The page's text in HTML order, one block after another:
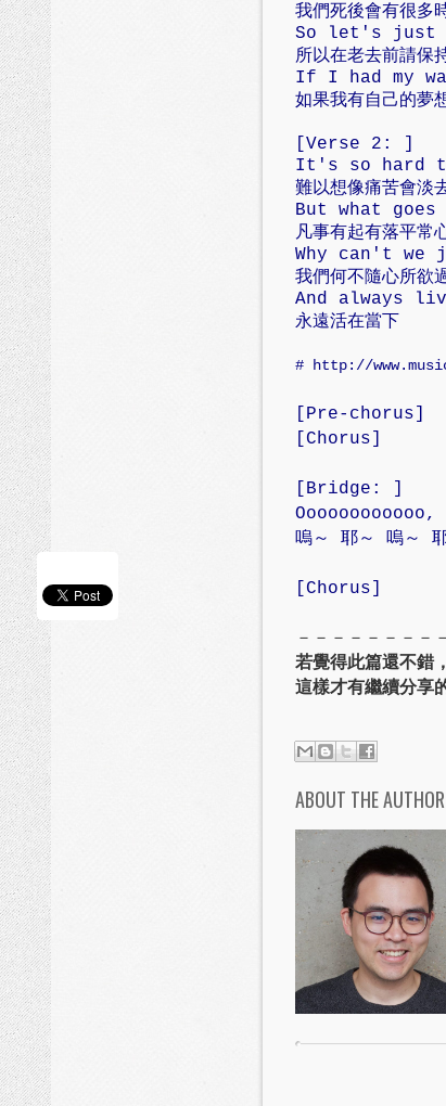
我們死後會有很多
So let's just
所以在老去前請保
If I had my
如果我有自己的夢
[Verse 2: ]
It's so hard
難以想像痛苦會淡
But what goes
凡事有起有落平常
Why can't
我們何不隨心所欲
And always
永遠活在當下
# http://
[Pre-chorus]
[Chorus]
[Bridge: ]
嗚～ 耶～ 嗚～
[Chorus]
－－－－－－－－
若覺得此篇還不錯
這樣才有繼續分享
ABOUT THE AUTHOR